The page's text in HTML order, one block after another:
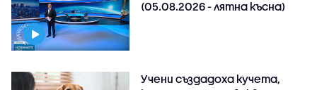
(05.08.2026 - лятна късна)
Учени създадоха кучета,